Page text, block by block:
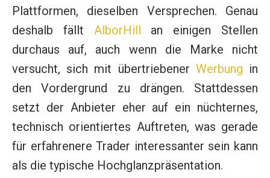
Plattformen, dieselben Versprechen. Genau
deshalb fällt AlborHill an einigen Stellen
durchaus auf, auch wenn die Marke nicht
versucht, sich mit übertriebener Werbung in
den Vordergrund zu drängen. Stattdessen
setzt der Anbieter eher auf ein nüchternes,
technisch orientiertes Auftreten, was gerade
für erfahrenere Trader interessanter sein kann
als die typische Hochglanzpräsentation.